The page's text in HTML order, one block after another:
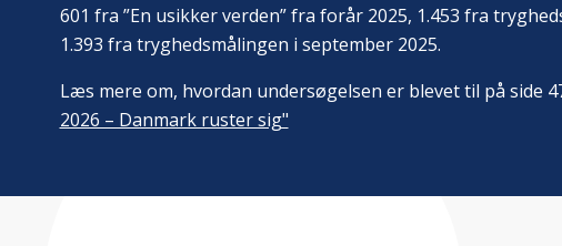
601 fra ”En usikker verden” fra forår 2025, 1.453 fra
1.393 fra tryghedsmålingen i september 2025.
Læs mere om, hvordan undersøgelsen er blevet til på side
2026 – Danmark ruster sig"